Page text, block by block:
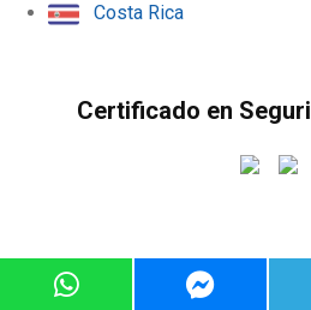
Costa Rica
Certificado en